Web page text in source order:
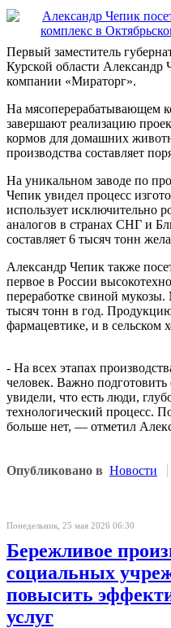
Первый заместитель
Курской области Александр
компании «Мираторг».
На мясоперерабатывающем
завершают реализацию
кормов для домашних
производства составляет
На уникальном заводе по
Чепик увидел процесс
использует исключительно
аналогов в странах СНГ и
составляет 6 тысяч тонн
Александр Чепик также
первое в России
переработке свиной
тысяч тонн в год.
фармацевтике, и в сельском
- На всех этапах
человек. Важно
увидели, что есть люди,
технологический процесс.
больше нет, — отметил
Опубликовано в Новости
Понедельник, 25 мая 2026 06:30
Бережливое
социальных
повысить
услуг